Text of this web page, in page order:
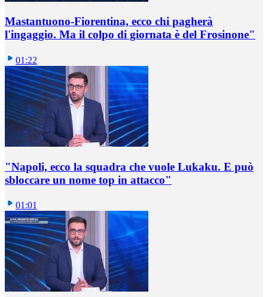
Mastantuono-Fiorentina, ecco chi pagherà
l'ingaggio. Ma il colpo di giornata è del Frosinone"
01:22
"Napoli, ecco la squadra che vuole Lukaku. E può
sbloccare un nome top in attacco"
01:01